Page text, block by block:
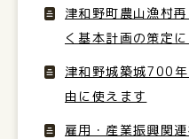
津和野町農山漁村
く基本計画の策定
津和野城築城700
由に使えます
雇用・産業振興関